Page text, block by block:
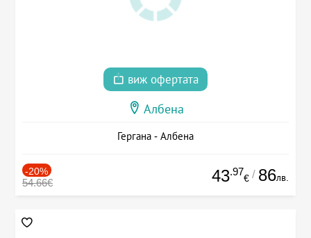
виж офертата
Албена
Гергана - Албена
-20%
54.66€ 43.97
€ / 86лв.